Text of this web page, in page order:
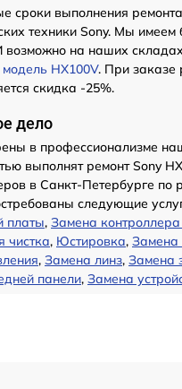
сроки выполнения
техники Sony. Мы имеем
возможно на наших складах
HX100V. При заказе
скидка -25%.
дело
в профессионализме
выполнят ремонт Sony
в Санкт-Петербурге по
следующие
платы, Замена контроллера
чистка, Юстировка,
, Замена линз, Замена
панели, Замена